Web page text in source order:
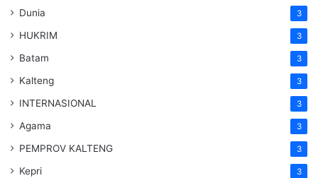
Dunia 3
HUKRIM 3
Batam 3
Kalteng 3
INTERNASIONAL 3
Agama 3
PEMPROV KALTENG 3
Kepri 3